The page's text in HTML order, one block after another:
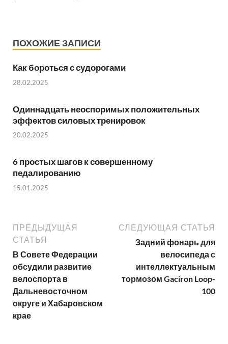
ПОХОЖИЕ ЗАПИСИ
Как бороться с судорогами
28.02.2025
Одиннадцать неоспоримых положительных
эффектов силовых тренировок
20.02.2025
6 простых шагов к совершенному
педалированию
15.01.2025
ПРЕДЫДУЩАЯ
СТАТЬЯ
В Совете Федерации
обсудили развитие
велоспорта в
Дальневосточном
округе и Хабаровском
крае
СЛЕДУЮЩАЯ СТАТЬЯ
Задний фонарь для
велосипеда с
интеллектуальным
тормозом Gaciron Loop-
100